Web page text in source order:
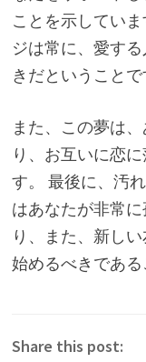
ことを示してい
ジは常に、愛す
きだということで
また、この夢は
り、お互いに恋
す。 最後に、汚
はあなたが非常
り、また、新し
始めるべきである
Share this post: